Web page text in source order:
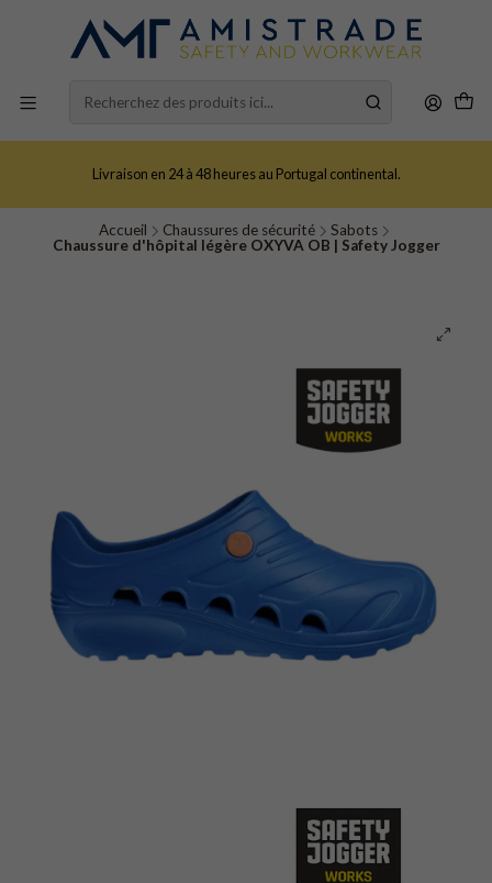
Livraison en 24 à 48 heures au Portugal continental.
Accueil Chaussures de sécurité
Sabots
Chaussure d'hôpital légère OXYVA OB | Safety Jogger